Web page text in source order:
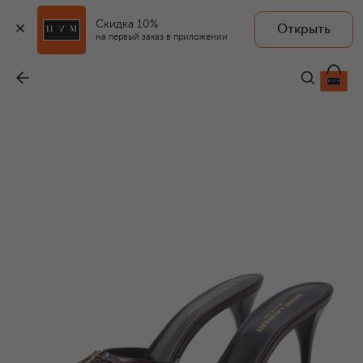
Скидка 10%
на первый заказ в приложении
Открыть
130 500 ₽